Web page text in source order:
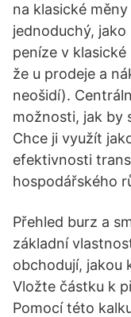
na klasické
jednoduchý,
peníze v
že u prodeje a
neošidí).
možnosti, jak by
Chce ji využít
efektivnosti
hospodářského
Přehled burz a
základní
obchodují, jakou
Vložte částku k
Pomocí této